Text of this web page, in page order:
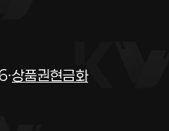
·상품권현금화